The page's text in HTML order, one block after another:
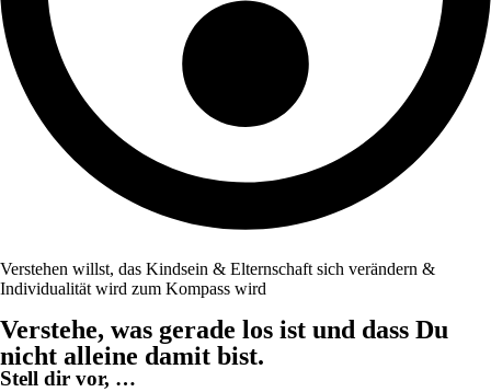
Verstehen willst, das Kindsein & Elternschaft sich verändern &
Individualität wird zum Kompass wird
Verstehe, was gerade los ist und dass Du
nicht alleine damit bist.
Stell dir vor, …